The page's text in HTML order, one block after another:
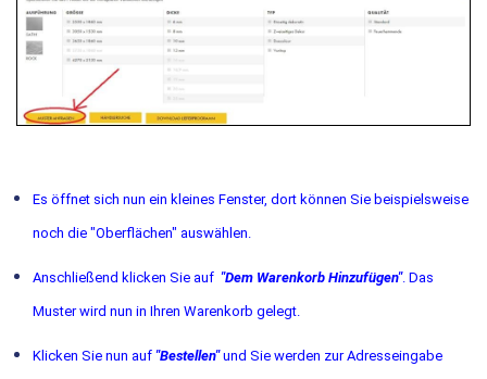
Es öffnet sich nun ein kleines Fenster, dort können Sie beispielsweise
noch die "Oberflächen" auswählen.
Anschließend klicken Sie auf "Dem Warenkorb Hinzufügen". Das
Muster wird nun in Ihren Warenkorb gelegt.
Klicken Sie nun auf "Bestellen"und Sie werden zur Adresseingabe